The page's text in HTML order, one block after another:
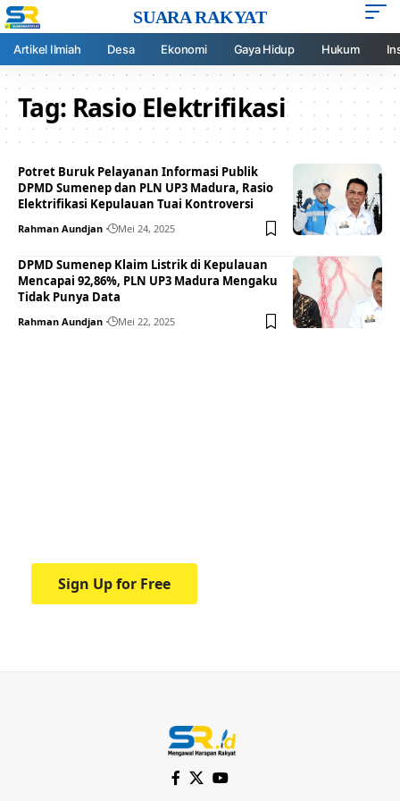
SUARA RAKYAT
Artikel Ilmiah Desa Ekonomi Gaya Hidup Hukum
Tag:Rasio Elektrifikasi
Potret Buruk Pelayanan Informasi Publik
DPMD Sumenep dan PLN UP3 Madura, Rasio
Elektrifikasi Kepulauan Tuai Kontroversi
Rahman Aundjan Mei 24, 2025
DPMD Sumenep Klaim Listrik di Kepulauan
Mencapai 92,86%, PLN UP3 Madura Mengaku
Tidak Punya Data
Rahman Aundjan Mei 22, 2025
Sign Up for Free